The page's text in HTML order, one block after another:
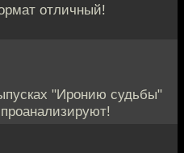
отличный!
"Иронию судьбы"